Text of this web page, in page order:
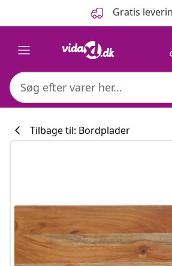
Gratis
#sharemevidaxl
Tilbage til: Bordplader